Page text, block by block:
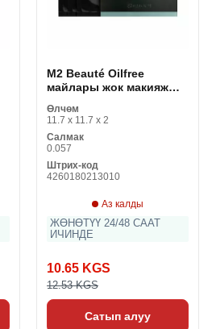
M2 Beauté Oilfree
майлары жок макияж
Өлчөм
11.7 x 11.7 x 2
Салмак
0.057
Штрих-код
4260180213010
Аз калды
ЖӨНӨТҮҮ 24/48 СААТ
ИЧИНДЕ
10.65 KGS
12.53 KGS
Сатып алуу